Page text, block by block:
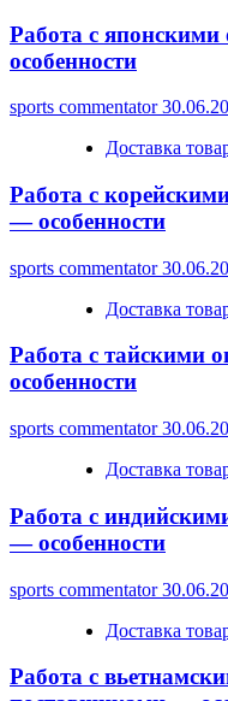
Работа с
особенности
sports commentator
Доставка
Работа с
— особенности
sports commentator
Доставка
Работа с тайскими
особенности
sports commentator
Доставка
Работа с
— особенности
sports commentator
Доставка
Работа с